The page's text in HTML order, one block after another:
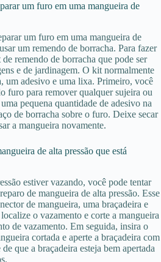
um furo em uma mangueira de
um furo em uma mangueira de
um remendo de borracha. Para fazer
remendo de borracha que pode ser
e de jardinagem. O kit normalmente
um adesivo e uma lixa. Primeiro, você
furo para remover qualquer sujeira ou
pequena quantidade de adesivo na
de borracha sobre o furo. Deixe secar
a mangueira novamente.
de alta pressão que está
estiver vazando, você pode tentar
de mangueira de alta pressão. Esse
de mangueira, uma braçadeira e
o vazamento e corte a mangueira
de vazamento. Em seguida, insira o
cortada e aperte a braçadeira com
que a braçadeira esteja bem apertada